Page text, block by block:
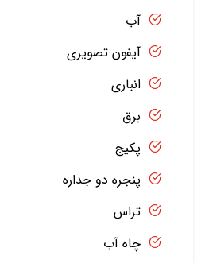
آب
آیفون تصویری
انباری
برق
پکیج
پنجره دو جداره
تراس
چاه آب